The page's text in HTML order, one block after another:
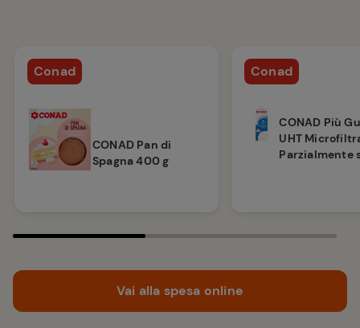
Conad
CONAD Pan di
Spagna 400 g
Conad
CONAD Più
UHT
Parzialmente
Vai alla spesa online